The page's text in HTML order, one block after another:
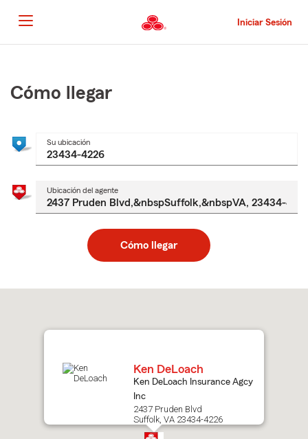
al
contenido
principal
Iniciar Sesión
principal
Cómo llegar
Su ubicación
Ubicación del agente
Cómo llegar
to
Ken DeLoach
Ken DeLoach Insurance Agcy
Inc
2437 Pruden Blvd
Suffolk, VA 23434-4226